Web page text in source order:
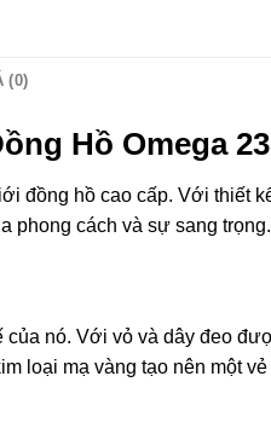
(0)
Hồ Omega
đồng hồ cao cấp. Với thiết
phong cách và sự sang trọng.
nó. Với vỏ và dây đeo
loại mạ vàng tạo nên một